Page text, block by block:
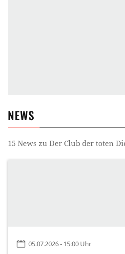
NEWS
15 News zu Der Club der toten
05.07.2026 - 15:00 Uhr